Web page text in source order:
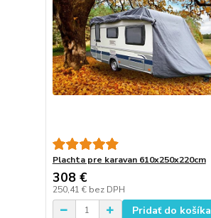
Plachta pre karavan 610x250x220cm
308 €
250,41 € bez DPH
Pridať do košíka